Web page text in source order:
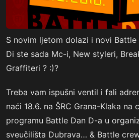
S novim ljetom dolazi i novi Battle
Di ste sada Mc-i, New styleri,
Graffiteri ? :)?
Treba vam ispušni ventil i fali
naći 18.6. na ŠRC Grana-Klaka na
programu Battle Dan D-a u
sveučilišta Dubrava… & Battle